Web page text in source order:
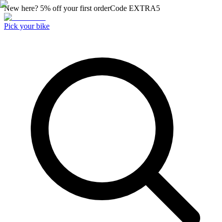
New here? 5% off your first orderCode EXTRA5
Pick your bike